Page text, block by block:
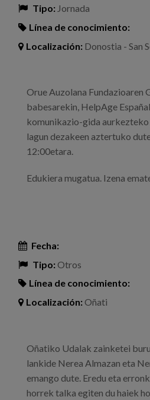
Tipo: Jornada
Línea de conocimiento:
Localización: Donostia - San
Orue Auzolana Fundazioaren
babesarekin, HelpAge
komunikazio-gida
lagun dezakeen aztertuko
12:00etara.
Edukiera mugatua. Izena
Fecha:
Tipo:Otros
Línea de conocimiento:
Localización:Oñati
Oñatiko Udalak zainketei
lankide Nerea Almazan eta
emango dute. Eredu eta
horrek talka egiten du haiek